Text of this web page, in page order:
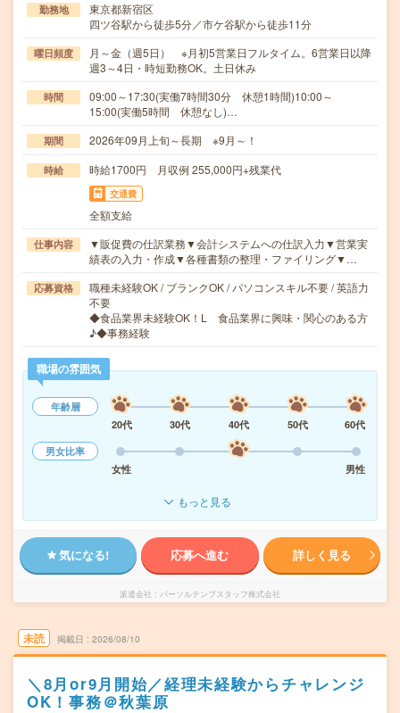
勤務地
東京都新宿区
四ツ谷駅から徒歩5分／市ケ谷駅から徒歩11分
曜日頻度
月～金（週5日） ※月初5営業日フルタイム。6営業日以降
週3～4日・時短勤務OK。土日休み
時間
09:00～17:30(実働7時間30分 休憩1時間)10:00～
15:00(実働5時間 休憩なし)…
期間 2026年09月上旬～長期 ※9月～！
時給 時給1700円 月収例 255,000円+残業代
交通費
全額支給
仕事内容
▼販促費の仕訳業務▼会計システムへの仕訳入力▼営業実
績表の入力・作成▼各種書類の整理・ファイリング▼…
応募資格
職種未経験OK / ブランクOK / パソコンスキル不要 / 英語力
不要
◆食品業界未経験OK！L 食品業界に興味・関心のある方
♪◆事務経験
職場の雰囲気
年齢層
20代
30代 40代 50代
60代
男女比率
女性
男性
もっと見る
気になる! 応募へ進む 詳しく見る
派遣会社 パーソルテンプスタッフ株式会社
未読 掲載日 2026/08/10
＼8月or9月開始／経理未経験からチャレンジ
OK！事務＠秋葉原